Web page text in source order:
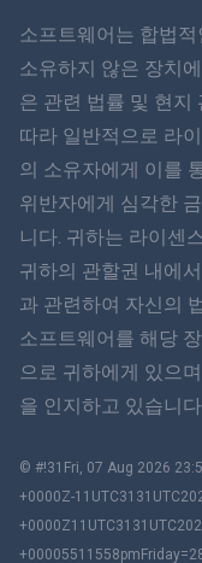
ภาษาไทย
简体中文
Dansk
हिंदी
עברית
로마나
한국어
繁體中文
소프트웨어는 합법
소유하지 않은 장치
은 관련 법률 및 현지
따라 일반적으로 라
의 소유자에게 이를
위반자에게 심각한
니다. 귀하는 라이센
귀하의 관할권 내에
과 관련하여 자신의
소프트웨어를 해당
으로 귀하에게 있으
을 인지하고 있습니
© #!31Fri, 07 Aug 2026
+0000Z-